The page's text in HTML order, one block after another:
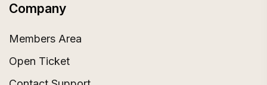
Company
Members Area
Open Ticket